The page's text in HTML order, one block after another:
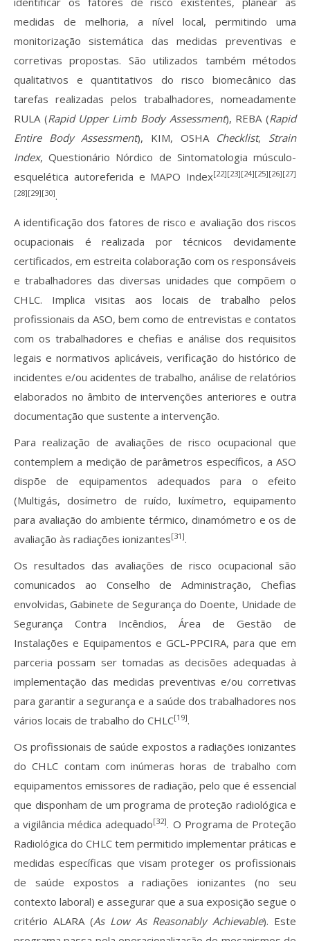
medidas de melhoria, a nível local, permitindo uma
monitorização sistemática das medidas preventivas e
corretivas propostas. São utilizados também métodos
qualitativos e quantitativos do risco biomecânico das
tarefas realizadas pelos trabalhadores, nomeadamente
RULA (Rapid Upper Limb Body Assessment), REBA (Rapid
Entire Body Assessment), KIM, OSHA Checklist, Strain
Index, Questionário Nórdico de Sintomatologia músculo-
esquelética autoreferida e MAPO Index[22][23][24][25][26][27]
[28][29][30].
A identificação dos fatores de risco e avaliação dos riscos
ocupacionais é realizada por técnicos devidamente
certificados, em estreita colaboração com os responsáveis
e trabalhadores das diversas unidades que compõem o
CHLC. Implica visitas aos locais de trabalho pelos
profissionais da ASO, bem como de entrevistas e contatos
com os trabalhadores e chefias e análise dos requisitos
legais e normativos aplicáveis, verificação do histórico de
incidentes e/ou acidentes de trabalho, análise de relatórios
elaborados no âmbito de intervenções anteriores e outra
documentação que sustente a intervenção.
Para realização de avaliações de risco ocupacional que
contemplem a medição de parâmetros específicos, a ASO
dispõe de equipamentos adequados para o efeito
(Multigás, dosímetro de ruído, luxímetro, equipamento
para avaliação do ambiente térmico, dinamómetro e os de
avaliação às radiações ionizantes[31].
Os resultados das avaliações de risco ocupacional são
comunicados ao Conselho de Administração, Chefias
envolvidas, Gabinete de Segurança do Doente, Unidade de
Segurança Contra Incêndios, Área de Gestão de
Instalações e Equipamentos e GCL-PPCIRA, para que em
parceria possam ser tomadas as decisões adequadas à
implementação das medidas preventivas e/ou corretivas
para garantir a segurança e a saúde dos trabalhadores nos
vários locais de trabalho do CHLC[19].
Os profissionais de saúde expostos a radiações ionizantes
do CHLC contam com inúmeras horas de trabalho com
equipamentos emissores de radiação, pelo que é essencial
que disponham de um programa de proteção radiológica e
a vigilância médica adequado[32]. O Programa de Proteção
Radiológica do CHLC tem permitido implementar práticas e
medidas específicas que visam proteger os profissionais
de saúde expostos a radiações ionizantes (no seu
contexto laboral) e assegurar que a sua exposição segue o
critério ALARA (As Low As Reasonably Achievable). Este